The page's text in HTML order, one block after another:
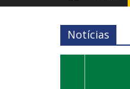
Notícias